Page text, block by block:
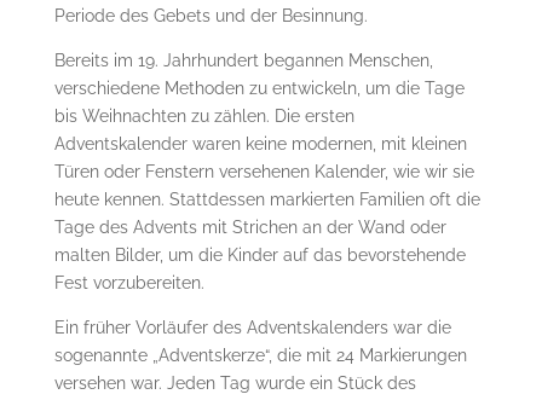
Periode des Gebets und der Besinnung.
Bereits im 19. Jahrhundert begannen Menschen,
verschiedene Methoden zu entwickeln, um die Tage
bis Weihnachten zu zählen. Die ersten
Adventskalender waren keine modernen, mit kleinen
Türen oder Fenstern versehenen Kalender, wie wir sie
heute kennen. Stattdessen markierten Familien oft die
Tage des Advents mit Strichen an der Wand oder
malten Bilder, um die Kinder auf das bevorstehende
Fest vorzubereiten.
Ein früher Vorläufer des Adventskalenders war die
sogenannte „Adventskerze“, die mit 24 Markierungen
versehen war. Jeden Tag wurde ein Stück des